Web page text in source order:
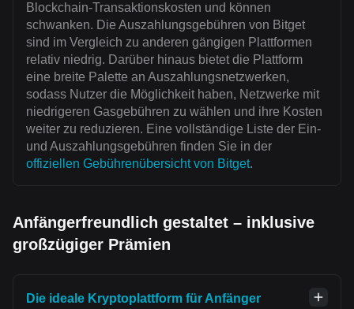
Blockchain-Transaktionskosten und können
schwanken. Die Auszahlungsgebühren von Bitget
sind im Vergleich zu anderen gängigen Plattformen
relativ niedrig. Darüber hinaus bietet die Plattform
eine breite Palette an Auszahlungsnetzwerken,
sodass Nutzer die Möglichkeit haben, Netzwerke mit
niedrigeren Gasgebühren zu wählen und ihre Kosten
weiter zu reduzieren. Eine vollständige Liste der Ein-
und Auszahlungsgebühren finden Sie in der
offiziellen Gebührenübersicht von Bitget.
Anfängerfreundlich gestaltet – inklusive
großzügiger Prämien
Die ideale Kryptoplattform für Anfänger